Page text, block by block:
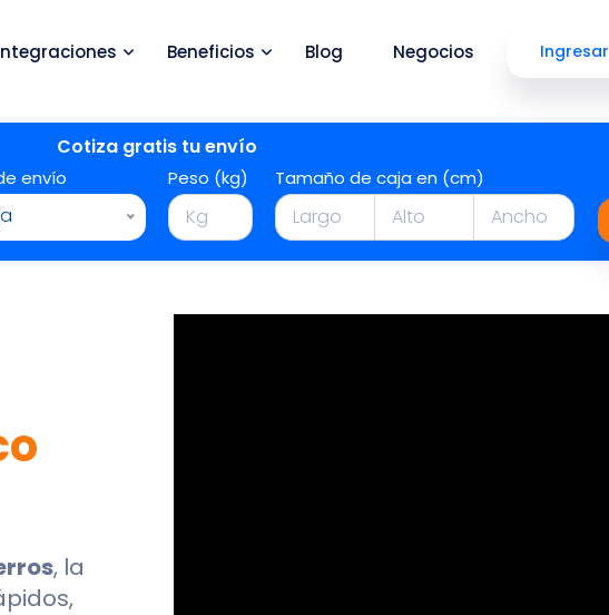
Beneficios Blog Negocios Ingresar
Cotiza gratis tu envío
envío Peso (kg) Tamaño de caja en (cm)
, la